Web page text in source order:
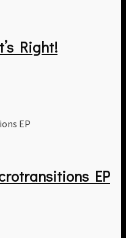
Right!
EP